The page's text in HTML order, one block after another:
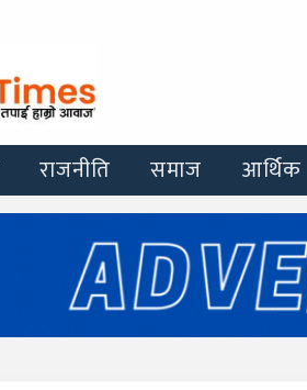
राजनीति समाज आर्थिक